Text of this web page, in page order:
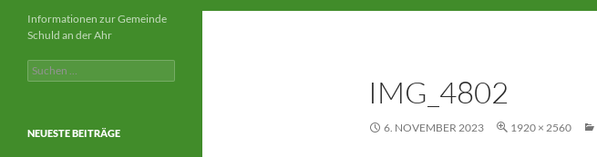
IMG_4802
6. NOVEMBER 2023 1920 × 2560
Informationen zur Gemeinde
Schuld an der Ahr
Suchen
nach:
NEUESTE BEITRÄGE